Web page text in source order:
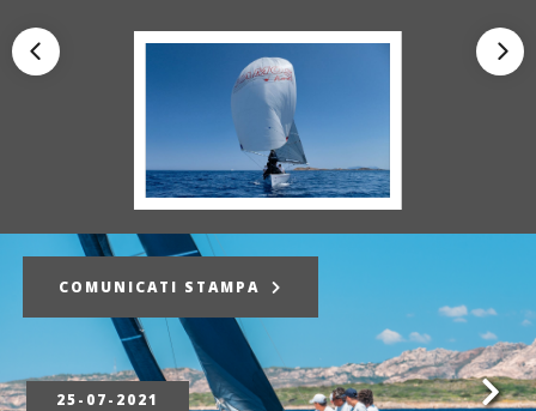
COMUNICATI STAMPA
25-07-2021